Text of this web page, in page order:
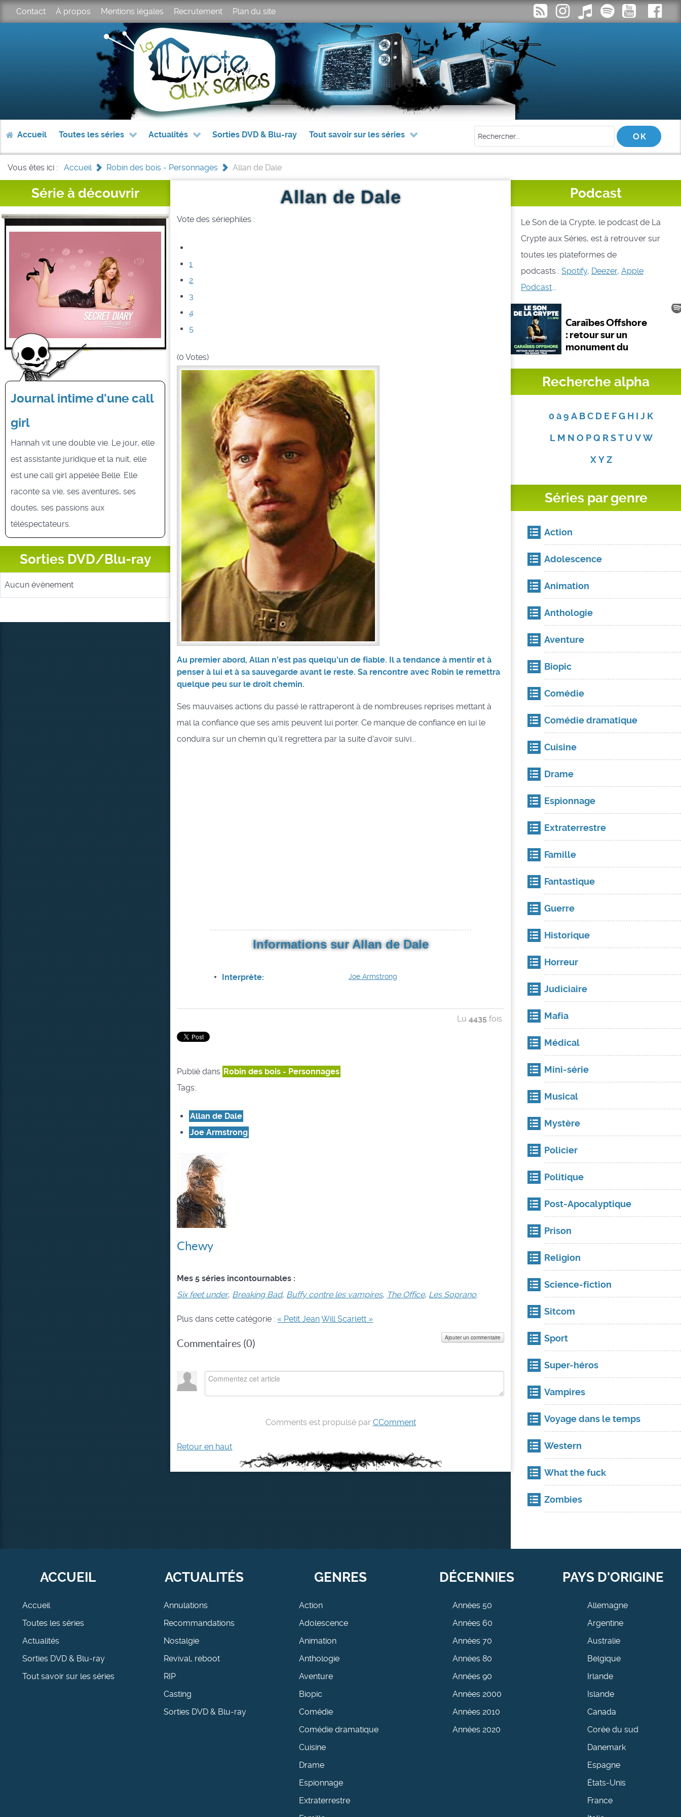
Contact À propos Mentions légales Recrutement Plan du site
Accueil Toutes les séries Actualités Sorties DVD & Blu-ray Tout savoir sur les séries
Vous êtes ici : Accueil > Robin des bois - Personnages > Allan de Dale
Série à découvrir
Journal intime d'une call
girl
Hannah vit une double vie. Le jour, elle
est assistante juridique et la nuit, elle
est une call girl appelée Belle. Elle
raconte sa vie, ses aventures, ses
doutes, ses passions aux
téléspectateurs.
Sorties DVD/Blu-ray
Aucun évènement
Allan de Dale
Vote des sériephiles :
1
2
3
4
5
(0 Votes)
Au premier abord, Allan n'est pas quelqu'un de fiable. Il a tendance à mentir et à
penser à lui et à sa sauvegarde avant le reste. Sa rencontre avec Robin le remettra
quelque peu sur le droit chemin.
Ses mauvaises actions du passé le rattraperont à de nombreuses reprises mettant à
mal la confiance que ses amis peuvent lui porter. Ce manque de confiance en lui le
conduira sur un chemin qu'il regrettera par la suite d'avoir suivi...
Informations sur Allan de Dale
Interprète: Joe Armstrong
Lu 4435fois
Publié dans Robin des bois - Personnages
Tags:
Allan de Dale
Joe Armstrong
Chewy
Mes 5 séries incontournables :
Six feet under, Breaking Bad, Buffy contre les vampires, The Office, Les Soprano
Plus dans cette catégorie :« Petit JeanWill Scarlett »
Commentaires (0)
Ajouter un commentaire
Comments est propulsé par CComment
Retour en haut
Podcast
Le Son de la Crypte, le podcast de La
Crypte aux Séries, est à retrouver sur
toutes les plateformes de
podcasts : Spotify, Deezer, Apple
Podcast...
Recherche alpha
0 à 9 A BC D E FG H I J K
L M N O P Q R S T U V W
X Y Z
Séries par genre
Action
Adolescence
Animation
Anthologie
Aventure
Biopic
Comédie
Comédie dramatique
Cuisine
Drame
Espionnage
Extraterrestre
Famille
Fantastique
Guerre
Historique
Horreur
Judiciaire
Mafia
Médical
Mini-série
Musical
Mystère
Policier
Politique
Post-Apocalyptique
Prison
Religion
Science-fiction
Sitcom
Sport
Super-héros
Vampires
Voyage dans le temps
Western
What the fuck
Zombies
ACCUEIL
Accueil
Toutes les séries
Actualités
Sorties DVD & Blu-ray
Tout savoir sur les séries
ACTUALITÉS
Annulations
Recommandations
Nostalgie
Revival, reboot
RIP
Casting
Sorties DVD & Blu-ray
GENRES
Action
Adolescence
Animation
Anthologie
Aventure
Biopic
Comédie
Comédie dramatique
Cuisine
Drame
Espionnage
Extraterrestre
DÉCENNIES
Années 50
Années 60
Années 70
Années 80
Années 90
Années 2000
Années 2010
Années 2020
PAYS D'ORIGINE
Allemagne
Argentine
Australie
Belgique
Irlande
Islande
Canada
Corée du sud
Danemark
Espagne
États-Unis
France